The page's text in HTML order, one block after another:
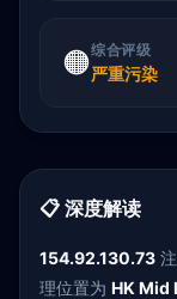
🟠综合评级
严重污染
📋 深度解读
154.92.130.73
理位置为 HK Mid